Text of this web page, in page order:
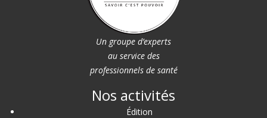
Un groupe d’experts
au service des
professionnels de santé
Nos activités
Édition